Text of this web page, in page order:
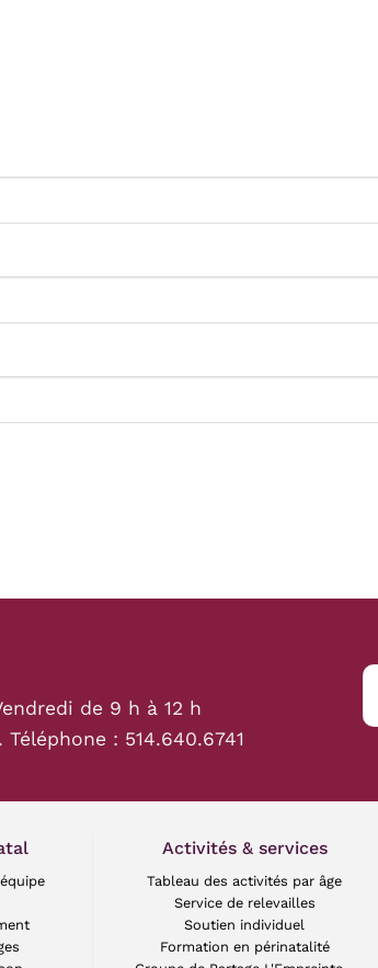
de 9 h à 12 h
Téléphone : 514.640.6741
Activités & services
Tableau des activités par âge
Service de relevailles
Soutien individuel
Formation en périnatalité